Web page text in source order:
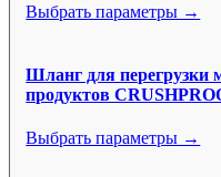
Выбрать параметры →
Шланг для перегрузки
продуктов
Выбрать параметры →